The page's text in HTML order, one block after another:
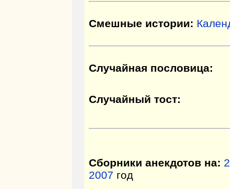
Смешные истории:
Случайная пословица:
Случайный тост:
Сборники анекдотов на:
2007 год